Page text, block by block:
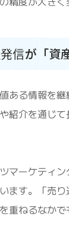
信が「資
ある情報を
紹介を通じ
ツマーケティ
す。「売
重ねるなか